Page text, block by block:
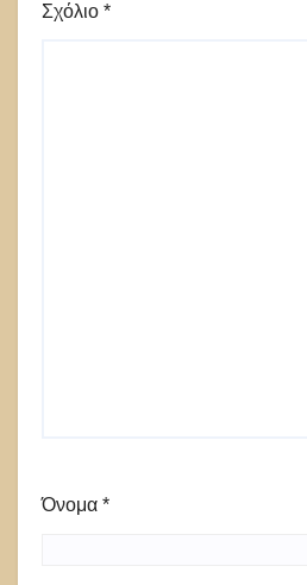
Σχόλιο *
Όνομα *